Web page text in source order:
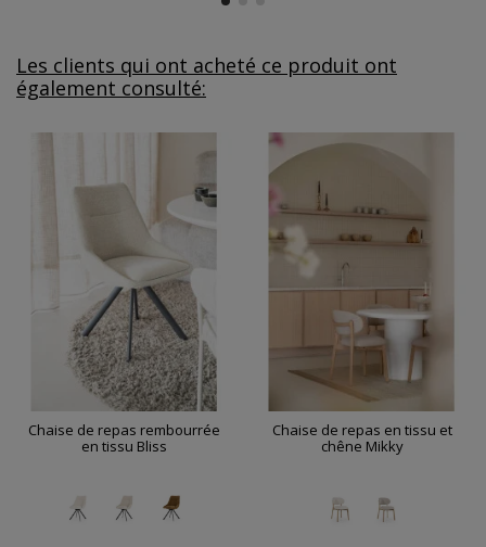
Les clients qui ont acheté ce produit ont
également consulté:
Chaise de repas rembourrée
en tissu Bliss
Chaise de repas en tissu et
chêne Mikky